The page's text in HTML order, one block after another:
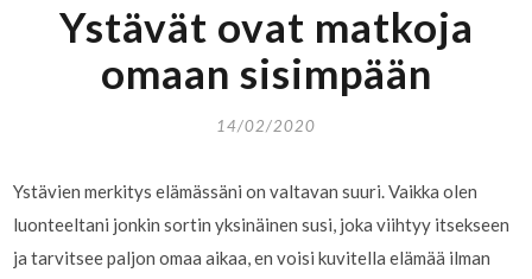
Ystävät ovat matkoja
omaan sisimpään
14/02/2020
Ystävien merkitys elämässäni on valtavan suuri. Vaikka olen
luonteeltani jonkin sortin yksinäinen susi, joka viihtyy itsekseen
ja tarvitsee paljon omaa aikaa, en voisi kuvitella elämää ilman